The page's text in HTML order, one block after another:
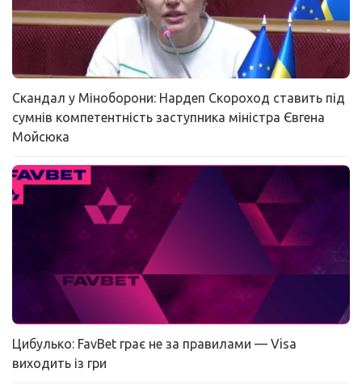
Скандал у Міноборони: Нардеп Скороход ставить під
сумнів компетентність заступника міністра Євгена
Мойсюка
Цибулько: FavBet грає не за правилами — Visa
виходить із гри